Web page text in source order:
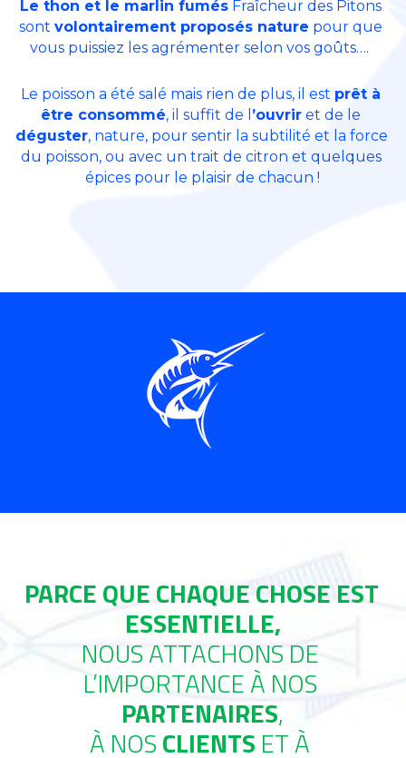
Le thon et le marlin fumés Fraîcheur des Pitons
sont volontairement proposés nature pour que
vous puissiez les agrémenter selon vos goûts….
Le poisson a été salé mais rien de plus, il est prêt à
être consommé, il suffit de l ’ouvrir
déguster, nature, pour sentir la subtilité et la force
du poisson, ou avec un trait de citron et quelques
épices pour le plaisir de chacun !
PARCE QUE CHAQUE CHOSE EST
ESSENTIELLE,
NOUS ATTACHONS DE
PARTENAIRES,
À NOS CLIENTS ET À